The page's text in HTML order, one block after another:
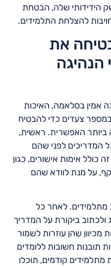
הידידותי שלה, הבטחת
להצלחת התלמידים.
את
הנהיגה
אמין בסלאמה, האיכות
צעדים כדי להבטיח
האפשרית. ראשית,
המדריכים לפני שהם
כולל אימות אישורים, כגון
על מנת לוודא שהם
מתלמידים. לאחר כל
ולכתוב ביקורת על המדריך
מכיוון שהן עוזרות לשמור
תובנות חשובות ללומדים
מתלמידים קודמים, תוכלו